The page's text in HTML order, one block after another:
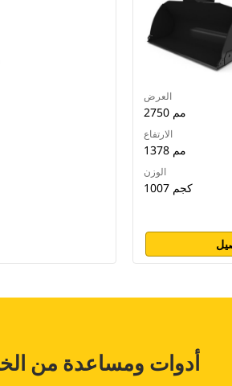
العرض
2750 مم
الارتفاع
1378 مم
الوزن
1007 كجم
أدوات ومساعدة من